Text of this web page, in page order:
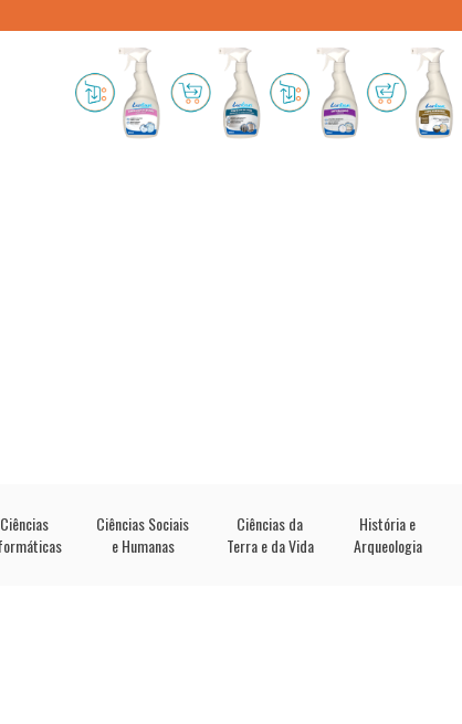
Ciências
Ciências Sociais
e Humanas
Ciências da
Terra e da Vida
História e
Arqueologia